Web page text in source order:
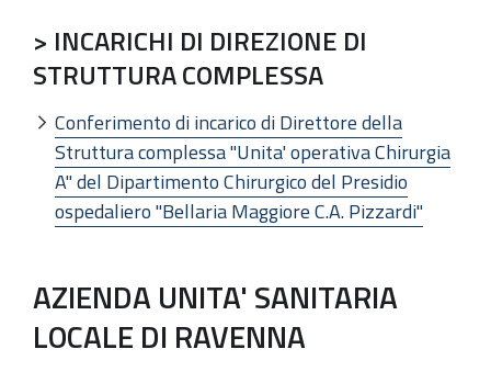
> INCARICHI DI DIREZIONE DI
STRUTTURA COMPLESSA
Conferimento di incarico di Direttore della
Struttura complessa "Unita' operativa Chirurgia
A" del Dipartimento Chirurgico del Presidio
ospedaliero "Bellaria Maggiore C.A. Pizzardi"
AZIENDA UNITA' SANITARIA
LOCALE DI RAVENNA